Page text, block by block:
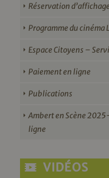
Réservation d’affichage
Programme du cinéma
Espace Citoyens –
Paiement en ligne
Publications
Ambert en Scène
ligne
VIDÉOS